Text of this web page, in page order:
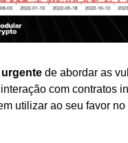
urgente de abordar as
com contratos
utilizar ao seu favor